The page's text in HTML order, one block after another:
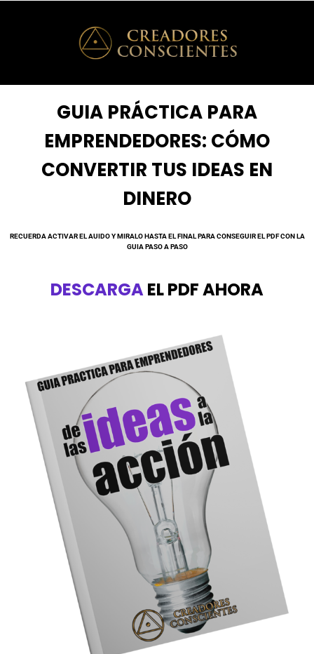
GUIA PRÁCTICA PARA
EMPRENDEDORES: CÓMO
CONVERTIR TUS IDEAS EN
DINERO
RECUERDA ACTIVAR EL AUIDO Y MIRALO HASTA EL FINAL PARA CONSEGUIR EL PDF CON LA
GUIA PASO A PASO
DESCARGAEL PDF AHORA